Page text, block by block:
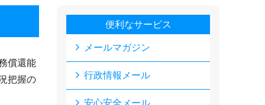
償還能
把握の
便利なサービス
メールマガジン
行政情報メール
安心安全メール